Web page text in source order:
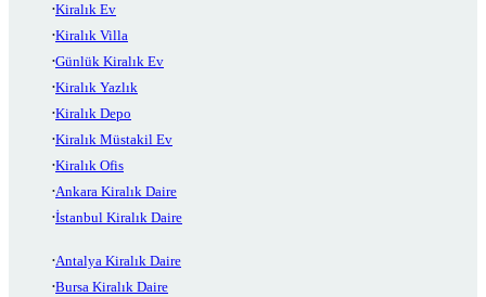
Kiralık Ev
Kiralık Villa
Günlük Kiralık Ev
Kiralık Yazlık
Kiralık Depo
Kiralık Müstakil Ev
Kiralık Ofis
Ankara Kiralık Daire
İstanbul Kiralık Daire
Antalya Kiralık Daire
Bursa Kiralık Daire